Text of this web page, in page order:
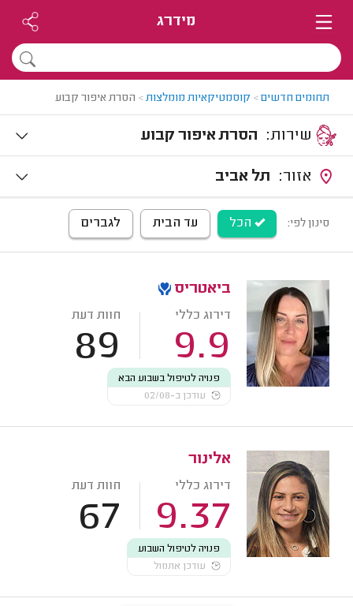
מידרג
תחומים חדשים> קוסמטיקאיות מומלצות> הסרת איפור קבוע
הסרת איפור קבוע
תל אביב
סינון לפי: הכל עד הבית לגברים
ביאטריס
דירוג כללי
9.9
חוות דעת
89
פנויה לטיפול בשבוע הבא
עודכן ב-02/08
אלינור
דירוג כללי
9.37
חוות דעת
67
פנויה לטיפול השבוע
עודכן אתמול